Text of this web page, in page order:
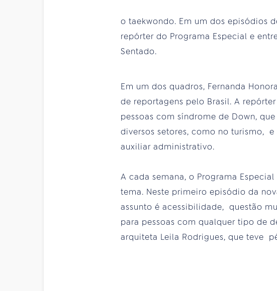
o taekwondo. Em um dos episódios
repórter do Programa Especial e
Sentado.
Em um dos quadros, Fernanda
de reportagens pelo Brasil. A
pessoas com síndrome de Down,
diversos setores, como no turismo, e
auxiliar administrativo.
A cada semana, o Programa
tema. Neste primeiro episódio da
assunto é acessibilidade, questão
para pessoas com qualquer tipo de
arquiteta Leila Rodrigues, que teve